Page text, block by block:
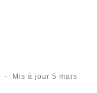
- Mis à jour5 mars